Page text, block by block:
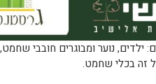
נוער ומבוגרים חובבי
זה בכלי שחמט.